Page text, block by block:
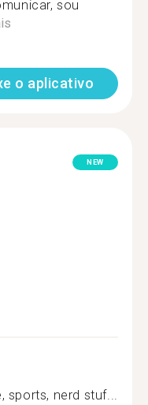
sou
o aplicativo
NEW
sports, nerd stuf...